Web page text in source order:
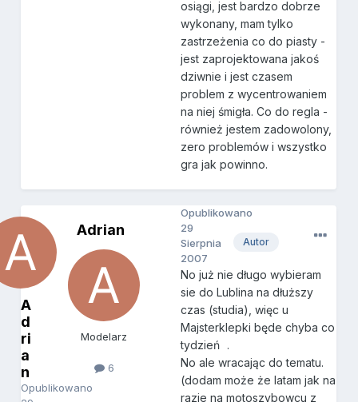
osiągi, jest bardzo dobrze
wykonany, mam tylko
zastrzeżenia co do piasty -
jest zaprojektowana jakoś
dziwnie i jest czasem
problem z wycentrowaniem
na niej śmigła. Co do regla -
również jestem zadowolony,
zero problemów i wszystko
gra jak powinno.
A
d
ri
a
n
Opublikowano
Adrian
Modelarz
6
Autor
Opublikowano
29
Sierpnia
2007
No już nie długo wybieram
sie do Lublina na dłuższy
czas (studia), więc u
Majsterklepki będe chyba co
tydzień .
No ale wracając do tematu.
(dodam może że latam jak na
razie na motoszybowcu z